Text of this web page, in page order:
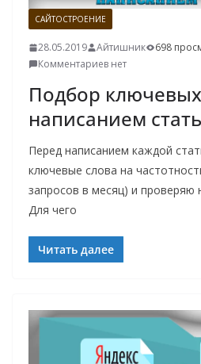
САЙТОСТРОЕНИЕ
28.05.2019 Айтишник
698
Комментариев нет
Подбор
написанием
Перед написанием каждой
ключевые слова на
запросов в месяц) и проверяю
Для чего
Читать далее